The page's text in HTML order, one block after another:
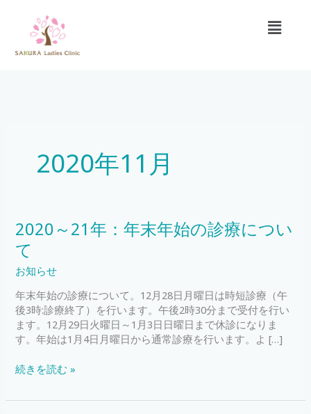
メ
ニ
2020年11月
2020～21年：年末年始の診療につい
て
お知らせ
年末年始の診療について。12月28日月曜日は時短診療（午
後3時:診療終了）を行います。午後2時30分まで受付を行い
ます。12月29日火曜日～1月3日日曜日まで休診になりま
す。年始は1月4日月曜日から通常診療を行います。よ […]
2020
～
21
年：
末
年
始
の
療
つ
続きを読む »